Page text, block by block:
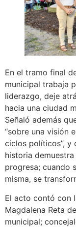
En el tramo final
municipal trabaja
liderazgo, deje
hacia una ciudad
Señaló además
“sobre una visión
ciclos políticos”, y
historia
progresa; cuando
misma, se
El acto contó con
Magdalena Reta
municipal;